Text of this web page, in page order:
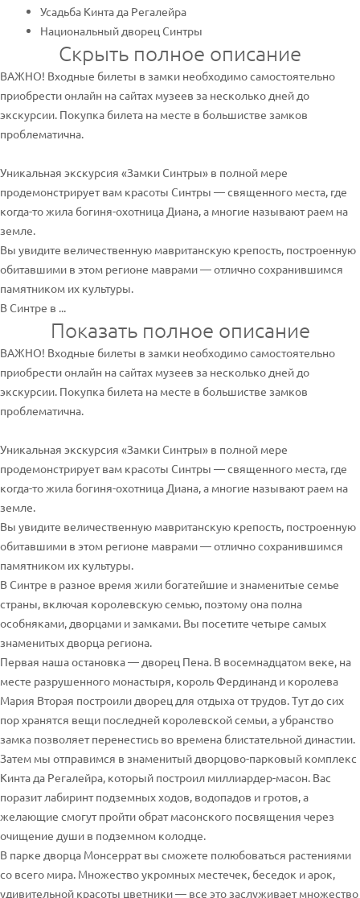
Усадьба Кинта да Регалейра
Национальный дворец Синтры
Скрыть полное описание
ВАЖНО! Входные билеты в замки необходимо самостоятельно
приобрести онлайн на сайтах музеев за несколько дней до
экскурсии. Покупка билета на месте в большистве замков
проблематична.
Уникальная экскурсия «Замки Синтры» в полной мере
продемонстрирует вам красоты Синтры — священного места, где
когда-то жила богиня-охотница Диана, а многие называют раем на
земле.
Вы увидите величественную мавританскую крепость, построенную
обитавшими в этом регионе маврами — отлично сохранившимся
памятником их культуры.
В Синтре в ...
Показать полное описание
ВАЖНО! Входные билеты в замки необходимо самостоятельно
приобрести онлайн на сайтах музеев за несколько дней до
экскурсии. Покупка билета на месте в большистве замков
проблематична.
Уникальная экскурсия «Замки Синтры» в полной мере
продемонстрирует вам красоты Синтры — священного места, где
когда-то жила богиня-охотница Диана, а многие называют раем на
земле.
Вы увидите величественную мавританскую крепость, построенную
обитавшими в этом регионе маврами — отлично сохранившимся
памятником их культуры.
В Синтре в разное время жили богатейшие и знаменитые семье
страны, включая королевскую семью, поэтому она полна
особняками, дворцами и замками. Вы посетите четыре самых
знаменитых дворца региона.
Первая наша остановка — дворец Пена. В восемнадцатом веке, на
месте разрушенного монастыря, король Фердинанд и королева
Мария Вторая построили дворец для отдыха от трудов. Тут до сих
пор хранятся вещи последней королевской семьи, а убранство
замка позволяет перенестись во времена блистательной династии.
Затем мы отправимся в знаменитый дворцово-парковый комплекс
Кинта да Регалейра, который построил миллиардер-масон. Вас
поразит лабиринт подземных ходов, водопадов и гротов, а
желающие смогут пройти обрат масонского посвящения через
очищение души в подземном колодце.
В парке дворца Монсеррат вы сможете полюбоваться растениями
со всего мира. Множество укромных местечек, беседок и арок,
удивительной красоты цветники — все это заслуживает множество